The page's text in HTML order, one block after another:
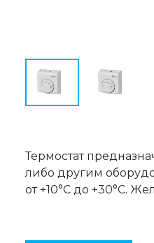
Термостат
либо другим
от +10°С до +30°С.